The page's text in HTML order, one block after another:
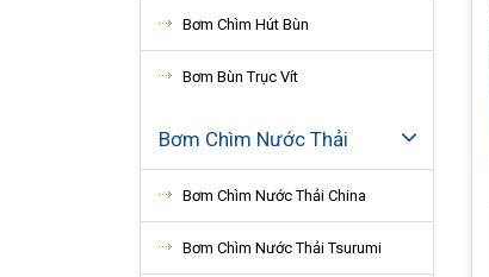
Bơm Chìm Hút Bùn
Bơm Bùn Trục Vít
Bơm Chìm Nước Thải
Bơm Chìm Nước Thải China
Bơm Chìm Nước Thải Tsurumi